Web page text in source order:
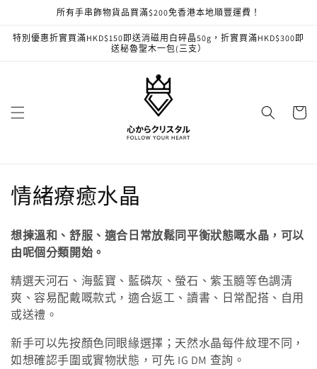
所有手串飾物貨品買滿$200免香港本地順豐運費！
特別優惠折實買滿HKD$150即送消磁用白碎晶50g，折實買滿HKD$300即
送秘魯聖木一包(三支）
物
商
品
系
列
:
情緒療癒水晶
想揀溫和、舒服、適合日常放鬆同平衡狀態嘅水晶，可以
由呢個分類開始。
精選天河石、海藍寶、藍磷灰、螢石、紫玉髓等色調清
爽、容易配戴嘅款式，適合返工、讀書、日常配搭、自用
或送禮。
新手可以先按顏色同眼緣選擇；天然水晶每件紋理不同，
如想確認手圍或實物狀態，可先 IG DM 查詢。